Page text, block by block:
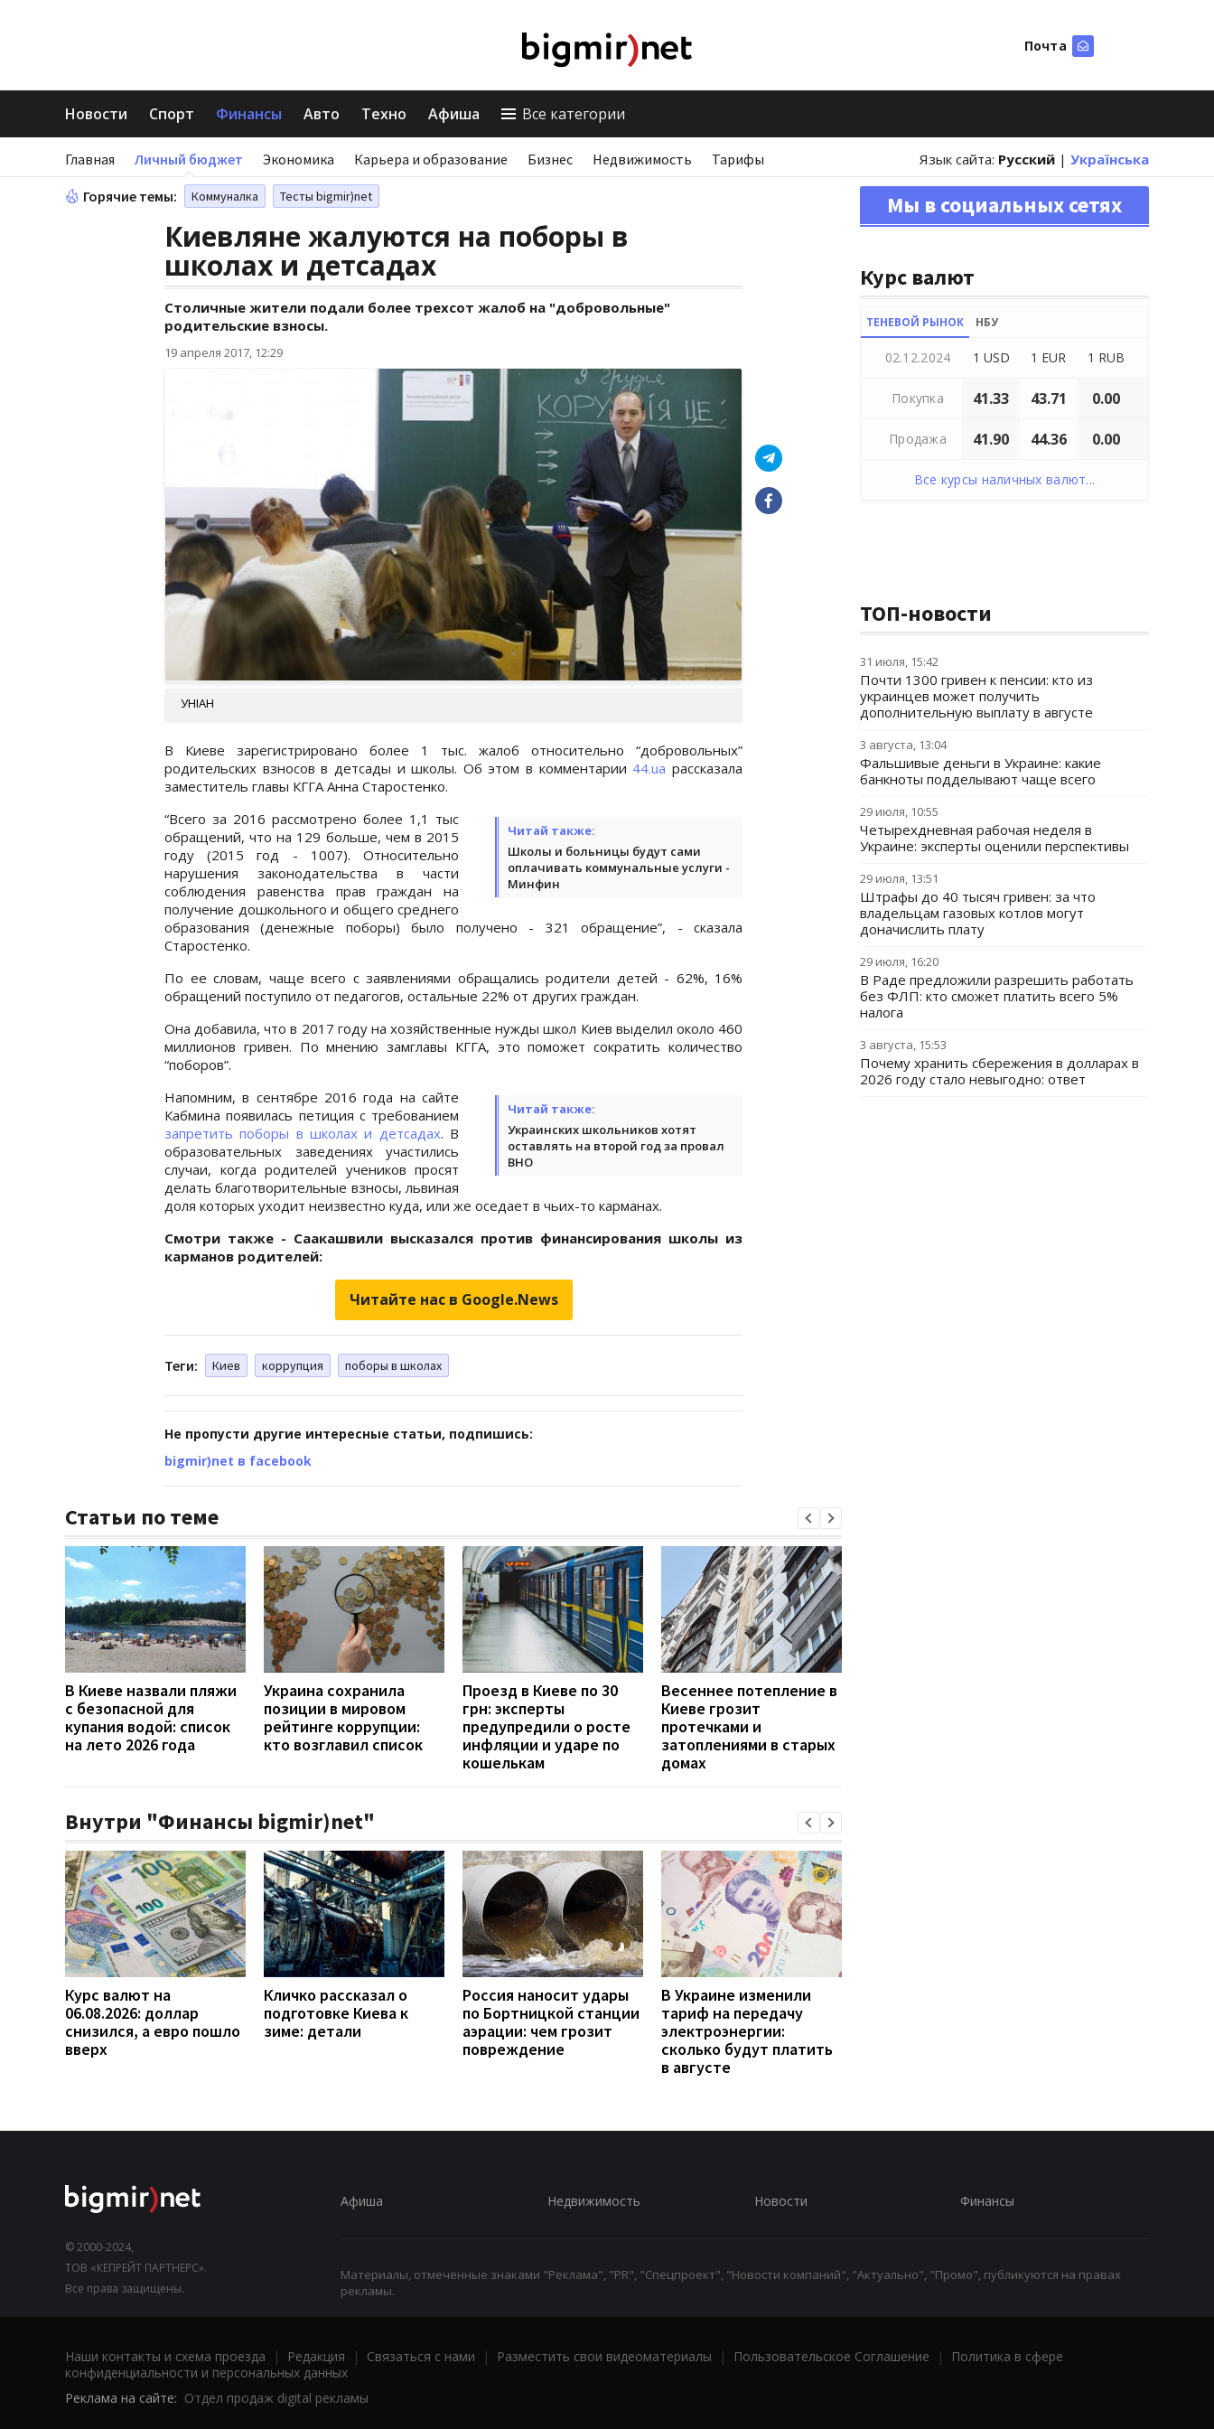
Почта
Новости Спорт Финансы Авто Техно Афиша Все категории
Главная Личный бюджет Экономика Карьера и образование Бизнес Недвижимость Тарифы Язык сайта: Русский | Українська
Горячие темы: Коммуналка Тесты bigmir)net
Киевляне жалуются на поборы в
школах и детсадах
Столичные жители подали более трехсот жалоб на "добровольные"
родительские взносы.
19 апреля 2017, 12:29
УНІАН
В Киеве зарегистрировано более 1 тыс. жалоб относительно “добровольных”
родительских взносов в детсады и школы. Об этом в комментарии 44.ua рассказала
заместитель главы КГГА Анна Старостенко.
Читай также:
Школы и больницы будут сами
оплачивать коммунальные услуги -
Минфин
“Всего за 2016 рассмотрено более 1,1 тыс
обращений, что на 129 больше, чем в 2015
году (2015 год - 1007). Относительно
нарушения законодательства в части
соблюдения равенства прав граждан на
получение дошкольного и общего среднего
образования (денежные поборы) было получено - 321 обращение”, - сказала
Старостенко.
По ее словам, чаще всего с заявлениями обращались родители детей - 62%, 16%
обращений поступило от педагогов, остальные 22% от других граждан.
Она добавила, что в 2017 году на хозяйственные нужды школ Киев выделил около 460
миллионов гривен. По мнению замглавы КГГА, это поможет сократить количество
“поборов”.
Читай также:
Украинских школьников хотят
оставлять на второй год за провал
ВНО
Напомним, в сентябре 2016 года на сайте
Кабмина появилась петиция с требованием
запретить поборы в школах и детсадах. В
образовательных заведениях участились
случаи, когда родителей учеников просят
делать благотворительные взносы, львиная
доля которых уходит неизвестно куда, или же оседает в чьих-то карманах.
Смотри также - Саакашвили высказался против финансирования школы из
карманов родителей:
Читайте нас в Google.News
Теги: Киев коррупция поборы в школах
Не пропусти другие интересные статьи, подпишись:
bigmir)net в facebook
Статьи по теме
В Киеве назвали пляжи
с безопасной для
купания водой: список
на лето 2026 года
Украина сохранила
позиции в мировом
рейтинге коррупции:
кто возглавил список
Проезд в Киеве по 30
грн: эксперты
предупредили о росте
инфляции и ударе по
кошелькам
Весеннее потепление в
Киеве грозит
протечками и
затоплениями в старых
домах
Внутри "Финансы bigmir)net"
Курс валют на
06.08.2026: доллар
снизился, а евро пошло
вверх
Кличко рассказал о
подготовке Киева к
зиме: детали
Россия наносит удары
по Бортницкой станции
аэрации: чем грозит
повреждение
В Украине изменили
тариф на передачу
электроэнергии:
сколько будут платить
в августе
Мы в социальных сетях
Курс валют
ТЕНЕВОЙ РЫНОК НБУ
02.12.2024 1 USD 1 EUR 1 RUB
Покупка 41.33 43.71 0.00
Продажа 41.90 44.36 0.00
Все курсы наличных валют...
ТОП-новости
31 июля, 15:42
Почти 1300 гривен к пенсии: кто из
украинцев может получить
дополнительную выплату в августе
3 августа, 13:04
Фальшивые деньги в Украине: какие
банкноты подделывают чаще всего
29 июля, 10:55
Четырехдневная рабочая неделя в
Украине: эксперты оценили перспективы
29 июля, 13:51
Штрафы до 40 тысяч гривен: за что
владельцам газовых котлов могут
доначислить плату
29 июля, 16:20
В Раде предложили разрешить работать
без ФЛП: кто сможет платить всего 5%
налога
3 августа, 15:53
Почему хранить сбережения в долларах в
2026 году стало невыгодно: ответ
© 2000-2024,
ТОВ «КЕПРЕЙТ ПАРТНЕРС».
Все права защищены.
Афиша Недвижимость Новости Финансы
Материалы, отмеченные знаками "Реклама", "PR", "Спецпроект", "Новости компаний", "Актуально", "Промо", публикуются на правах
рекламы.
Наши контакты и схема проезда | Редакция | Связаться с нами | Разместить свои видеоматериалы | Пользовательское Соглашение |
Политика в сфере
конфиденциальности и персональных данных
Реклама на сайте: Отдел продаж digital рекламы